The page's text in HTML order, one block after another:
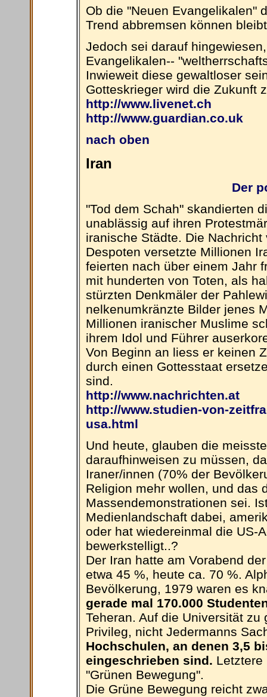
Ob die "Neuen Evangelikalen"
Trend abbremsen können
Jedoch sei darauf
Evangelikalen--
Inwieweit diese gewaltloser
Gotteskrieger wird die Zukunft
http://www.livenet.ch
http://www.guardian.co.uk
nach oben
Iran
Der
"Tod dem Schah" skandierten
unablässig auf ihren
iranische Städte. Die
Despoten versetzte Millionen
feierten nach über einem Jahr
mit hunderten von Toten, als
stürzten Denkmäler der
nelkenumkränzte Bilder jenes
Millionen iranischer Muslime
ihrem Idol und Führer
Von Beginn an liess er keinen
durch einen Gottesstaat
sind.
http://www.nachrichten.at
http://www.studien-von-
usa.html
Und heute, glauben die
daraufhinweisen zu müssen,
Iraner/innen (70% der
Religion mehr wollen, und das
Massendemonstrationen sei.
Medienlandschaft dabei,
oder hat wiedereinmal die US-
bewerkstelligt..?
Der Iran hatte am Vorabend
etwa 45 %, heute ca. 70 %.
Bevölkerung, 1979 waren es
gerade mal 170.000
Teheran. Auf die Universität
Privileg, nicht Jedermanns
Hochschulen, an denen 3,5
eingeschrieben sind. Letztere
"Grünen Bewegung".
Die Grüne Bewegung reicht